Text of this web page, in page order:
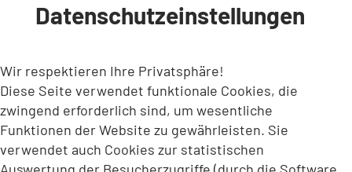
INHALT ANSPRINGEN
Datenschutzeinstellungen
Wir respektieren Ihre Privatsphäre!
Diese Seite verwendet funktionale Cookies, die
zwingend erforderlich sind, um wesentliche
Funktionen der Website zu gewährleisten. Sie
verwendet auch Cookies zur statistischen